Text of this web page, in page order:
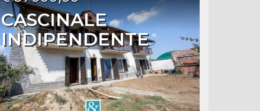
CASCINALE
INDIPENDENTE